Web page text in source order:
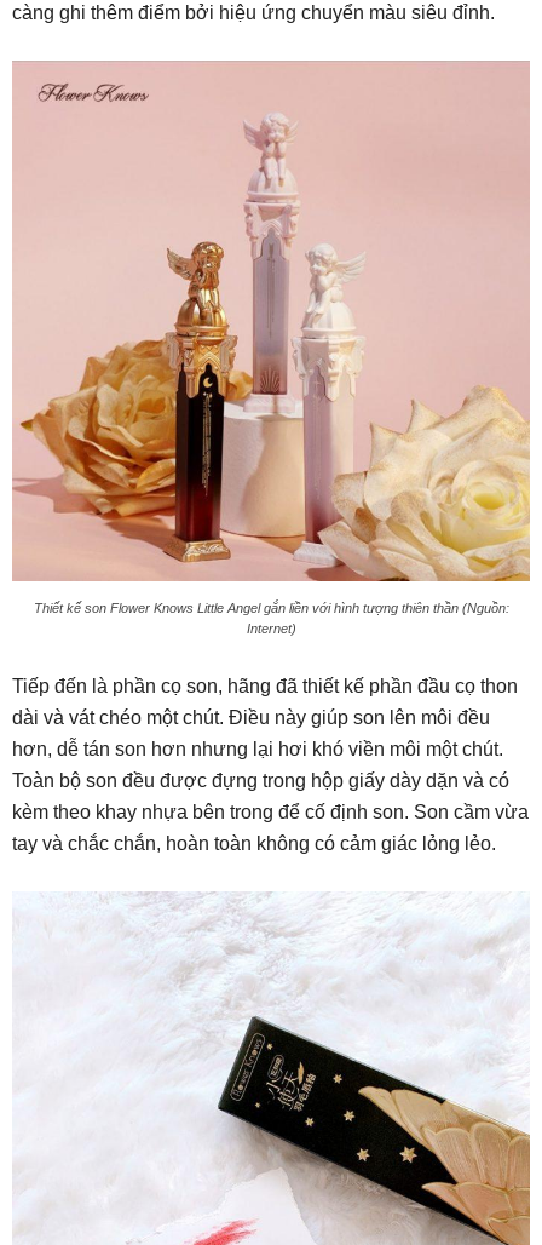
càng ghi thêm điểm bởi hiệu ứng chuyển màu siêu đỉnh.
Thiết kế son Flower Knows Little Angel gắn liền với hình tượng thiên thần (Nguồn:
Internet)
Tiếp đến là phần cọ son, hãng đã thiết kế phần đầu cọ thon
dài và vát chéo một chút. Điều này giúp son lên môi đều
hơn, dễ tán son hơn nhưng lại hơi khó viền môi một chút.
Toàn bộ son đều được đựng trong hộp giấy dày dặn và có
kèm theo khay nhựa bên trong để cố định son. Son cầm vừa
tay và chắc chắn, hoàn toàn không có cảm giác lỏng lẻo.